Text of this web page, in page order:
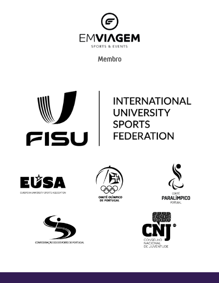
Membro